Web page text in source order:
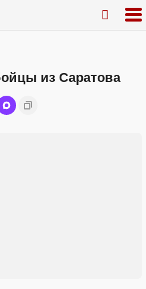
из Саратова